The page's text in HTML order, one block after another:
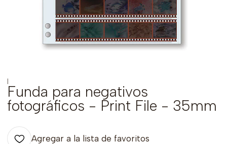
|
Funda para negativos
fotográficos - Print File - 35mm
Agregar a la lista de favoritos